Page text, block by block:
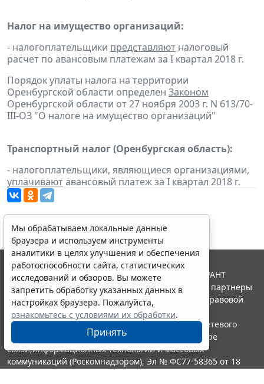
Налог на имущество организаций:
- налогоплательщики представляют налоговый
расчет по авансовым платежам за I квартал 2018 г.
Порядок уплаты налога на территории
Оренбургской области определен Законом
Оренбургской области от 27 ноября 2003 г. N 613/70-
III-ОЗ "О налоге на имущество организаций"
Транспортный налог (Оренбургская область):
- налогоплательщики, являющиеся организациями,
уплачиваютавансовый платеж за I квартал 2018 г.
Мы обрабатываем локальные данные
браузера и используем инструменты
аналитики в целях улучшения и обеспечения
работоспособности сайта, статистических
исследований и обзоров. Вы можете
запретить обработку указанных данных в
настройках браузера. Пожалуйста,
ознакомьтесь с условиями их обработки.
Принять
© ООО "НПП "ГАРАНТ-СЕРВИС", 2026. Система ГАРАНТ
выпускается с 1990 года. Компания "Гарант" и ее партнеры
являются участниками Российской ассоциации правовой
информации ГАРАНТ.
Портал ГАРАНТ.РУ зарегистрирован в качестве сетевого
издания Федеральной службой по надзору в сфере
связи,информационных технологий и массовых
коммуникаций (Роскомнадзором), Эл № ФС77-58365 от 18